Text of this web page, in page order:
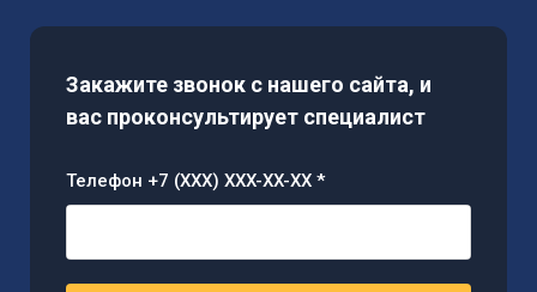
Закажите звонок с нашего сайта, и
вас проконсультирует специалист
Телефон +7 (XXX) XXX-XX-XX *